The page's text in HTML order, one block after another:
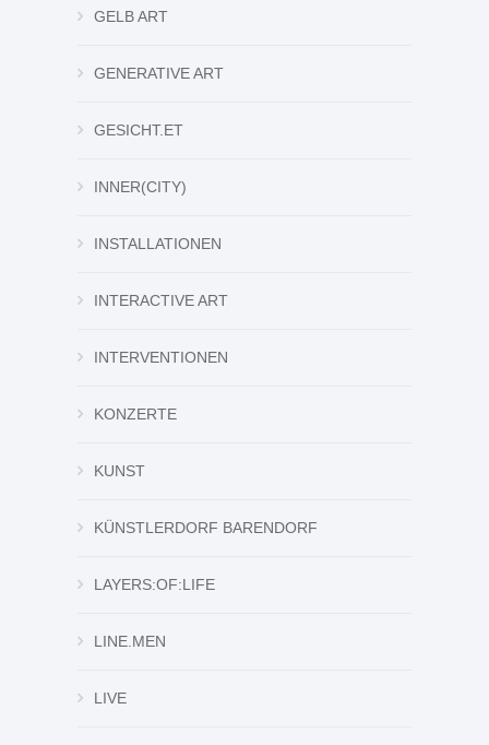
GELB ART
GENERATIVE ART
GESICHT.ET
INNER(CITY)
INSTALLATIONEN
INTERACTIVE ART
INTERVENTIONEN
KONZERTE
KUNST
KÜNSTLERDORF BARENDORF
LAYERS:OF:LIFE
LINE.MEN
LIVE